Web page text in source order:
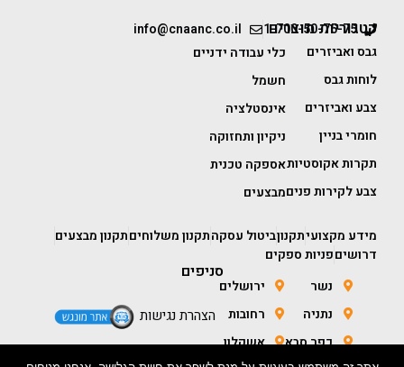
1-700-50-75-75
info@cnaanc.co.il קטגוריות מוצרים
גבס ואביזרים
לוחות גבס
צבע ואביזרים
חומרי בניין
תקרות אקוסטיות
צבע לקירות פנים
כלי עבודה ידניים
חשמל
אינסטלציה
ניקיון ותחזוקה
אספקה טכנית
מבצעים
מידע מקצועיתקנוןביטול עסקהתקנון משלוחיםתקנון מבצעים
דרושיםפניות ספקים
סניפים
נשר
נתניה
כפר סבא
ירושלים
רחובות
אשקלון
הצהרת נגישות